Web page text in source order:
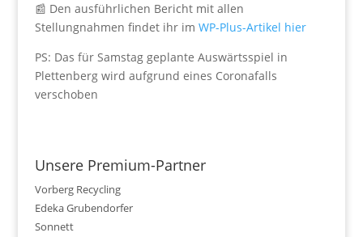
📰 Den ausführlichen Bericht mit allen
Stellungnahmen findet ihr im WP-Plus-Artikel hier
PS: Das für Samstag geplante Auswärtsspiel in
Plettenberg wird aufgrund eines Coronafalls
verschoben
Unsere Premium-Partner
Vorberg Recycling
Edeka Grubendorfer
Sonnett